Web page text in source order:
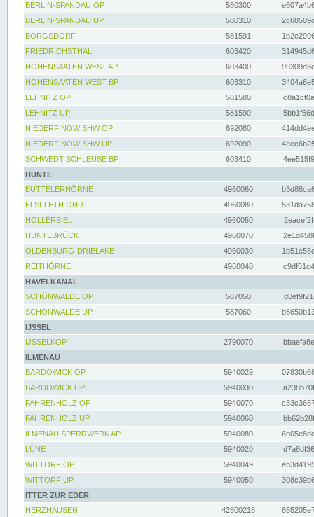
BERLIN-SPANDAU OP
580300
BERLIN-SPANDAU UP
580310
BORGSDORF
581591
FRIEDRICHSTHAL
603420
HOHENSAATEN WEST AP
603400
HOHENSAATEN WEST BP
603310
LEHNITZ OP
581580
LEHNITZ UP
581590
NIEDERFINOW SHW OP
692080
NIEDERFINOW SHW UP
692090
SCHWEDT SCHLEUSE BP
603410
HUNTE
BUTTELERHÖRNE
4960060
ELSFLETH OHRT
4960080
HOLLERSIEL
4960050
HUNTEBRÜCK
4960070
OLDENBURG-DRIELAKE
4960030
REITHÖRNE
4960040
HAVELKANAL
SCHÖNWALDE OP
587050
SCHÖNWALDE UP
587060
IJSSEL
IJSSELKOP
2790070
ILMENAU
BARDOWICK OP
5940029
BARDOWICK UP
5940030
FAHRENHOLZ OP
5940070
FAHRENHOLZ UP
5940060
ILMENAU SPERRWERK AP
5940080
LÜNE
5940020
WITTORF OP
5940049
WITTORF UP
5940050
ITTER ZUR EDER
HERZHAUSEN
42800218